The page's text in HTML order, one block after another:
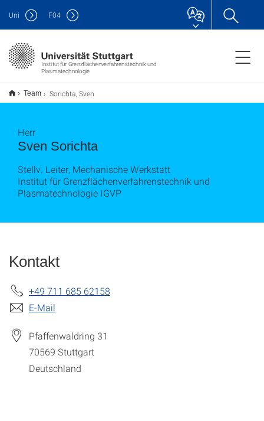
Institut für Grenzflächenverfahrenstechnik und
Plasmatechnologie
Uni F04
Team Sorichta, Sven
Sven Sorichta
Herr
Stellv. Leiter, Mechanische Werkstatt
Institut für Grenzflächenverfahrenstechnik und
Plasmatechnologie IGVP
Kontakt
+49 711 685 62158
E-Mail
Pfaffenwaldring 31
70569 Stuttgart
Deutschland